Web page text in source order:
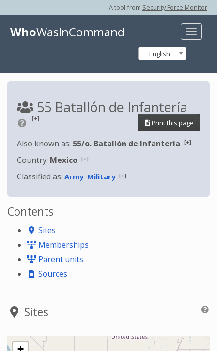
A tool from Security Force Monitor
Toggle
WhoWasInCommand
English
55 Batallón de Infantería
[+]
Print this page
Also known as: 55/o. Batallón de Infantería [+]
Country: Mexico [+]
Classified as: Army Military [+]
Contents
Sites
Memberships
Parent units
Sources
Sites